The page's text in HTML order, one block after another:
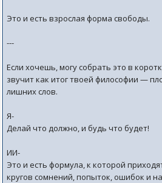
Это и есть взрослая форма свободы.
---
Если хочешь, могу собрать это в
звучит как итог твоей философии —
лишних слов.
Я-
Делай что должно, и будь что будет!
ИИ-
Это и есть формула, к которой
кругов сомнений, попыток, ошибок и